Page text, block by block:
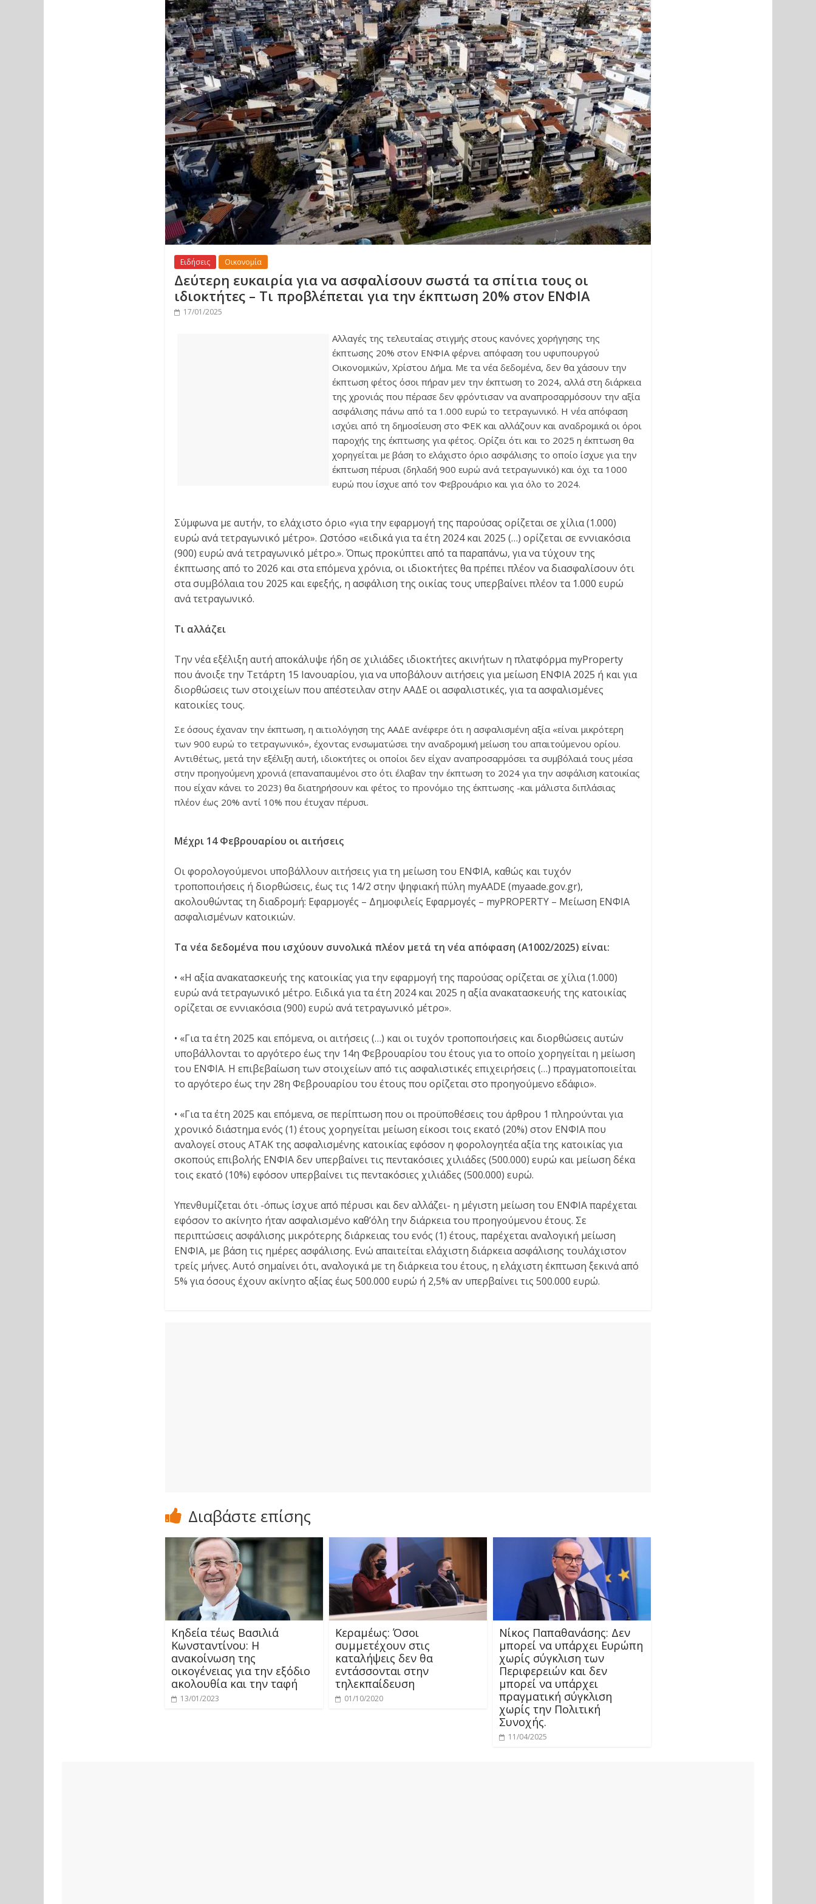
Ειδήσεις Οικονομία
Δεύτερη ευκαιρία για να ασφαλίσουν σωστά τα σπίτια τους οι
ιδιοκτήτες – Τι προβλέπεται για την έκπτωση 20% στον ΕΝΦΙΑ
17/01/2025
Αλλαγές της τελευταίας στιγμής στους κανόνες χορήγησης της
έκπτωσης 20% στον ΕΝΦΙΑ φέρνει απόφαση του υφυπουργού
Οικονομικών, Χρίστου Δήμα. Με τα νέα δεδομένα, δεν θα χάσουν την
έκπτωση φέτος όσοι πήραν μεν την έκπτωση το 2024, αλλά στη διάρκεια
της χρονιάς που πέρασε δεν φρόντισαν να αναπροσαρμόσουν την αξία
ασφάλισης πάνω από τα 1.000 ευρώ το τετραγωνικό. Η νέα απόφαση
ισχύει από τη δημοσίευση στο ΦΕΚ και αλλάζουν και αναδρομικά οι όροι
παροχής της έκπτωσης για φέτος. Ορίζει ότι και το 2025 η έκπτωση θα
χορηγείται με βάση το ελάχιστο όριο ασφάλισης το οποίο ίσχυε για την
έκπτωση πέρυσι (δηλαδή 900 ευρώ ανά τετραγωνικό) και όχι τα 1000
ευρώ που ίσχυε από τον Φεβρουάριο και για όλο το 2024.
Σύμφωνα με αυτήν, το ελάχιστο όριο «για την εφαρμογή της παρούσας ορίζεται σε χίλια (1.000)
ευρώ ανά τετραγωνικό μέτρο». Ωστόσο «ειδικά για τα έτη 2024 και 2025 (…) ορίζεται σε εννιακόσια
(900) ευρώ ανά τετραγωνικό μέτρο.». Όπως προκύπτει από τα παραπάνω, για να τύχουν της
έκπτωσης από το 2026 και στα επόμενα χρόνια, οι ιδιοκτήτες θα πρέπει πλέον να διασφαλίσουν ότι
στα συμβόλαια του 2025 και εφεξής, η ασφάλιση της οικίας τους υπερβαίνει πλέον τα 1.000 ευρώ
ανά τετραγωνικό.
Τι αλλάζει
Την νέα εξέλιξη αυτή αποκάλυψε ήδη σε χιλιάδες ιδιοκτήτες ακινήτων η πλατφόρμα myProperty
που άνοιξε την Τετάρτη 15 Ιανουαρίου, για να υποβάλουν αιτήσεις για μείωση ΕΝΦΙΑ 2025 ή και για
διορθώσεις των στοιχείων που απέστειλαν στην ΑΑΔΕ οι ασφαλιστικές, για τα ασφαλισμένες
κατοικίες τους.
Σε όσους έχαναν την έκπτωση, η αιτιολόγηση της ΑΑΔΕ ανέφερε ότι η ασφαλισμένη αξία «είναι μικρότερη
των 900 ευρώ το τετραγωνικό», έχοντας ενσωματώσει την αναδρομική μείωση του απαιτούμενου ορίου.
Αντιθέτως, μετά την εξέλιξη αυτή, ιδιοκτήτες οι οποίοι δεν είχαν αναπροσαρμόσει τα συμβόλαιά τους μέσα
στην προηγούμενη χρονιά (επαναπαυμένοι στο ότι έλαβαν την έκπτωση το 2024 για την ασφάλιση κατοικίας
που είχαν κάνει το 2023) θα διατηρήσουν και φέτος το προνόμιο της έκπτωσης -και μάλιστα διπλάσιας
πλέον έως 20% αντί 10% που έτυχαν πέρυσι.
Μέχρι 14 Φεβρουαρίου οι αιτήσεις
Οι φορολογούμενοι υποβάλλουν αιτήσεις για τη μείωση του ΕΝΦΙΑ, καθώς και τυχόν
τροποποιήσεις ή διορθώσεις, έως τις 14/2 στην ψηφιακή πύλη myAADE (myaade.gov.gr),
ακολουθώντας τη διαδρομή: Εφαρμογές – Δημοφιλείς Εφαρμογές – myPROPERTY – Μείωση ΕΝΦΙΑ
ασφαλισμένων κατοικιών.
Τα νέα δεδομένα που ισχύουν συνολικά πλέον μετά τη νέα απόφαση (Α1002/2025) είναι:
• «Η αξία ανακατασκευής της κατοικίας για την εφαρμογή της παρούσας ορίζεται σε χίλια (1.000)
ευρώ ανά τετραγωνικό μέτρο. Ειδικά για τα έτη 2024 και 2025 η αξία ανακατασκευής της κατοικίας
ορίζεται σε εννιακόσια (900) ευρώ ανά τετραγωνικό μέτρο».
• «Για τα έτη 2025 και επόμενα, οι αιτήσεις (…) και οι τυχόν τροποποιήσεις και διορθώσεις αυτών
υποβάλλονται το αργότερο έως την 14η Φεβρουαρίου του έτους για το οποίο χορηγείται η μείωση
του ΕΝΦΙΑ. Η επιβεβαίωση των στοιχείων από τις ασφαλιστικές επιχειρήσεις (…) πραγματοποιείται
το αργότερο έως την 28η Φεβρουαρίου του έτους που ορίζεται στο προηγούμενο εδάφιο».
• «Για τα έτη 2025 και επόμενα, σε περίπτωση που οι προϋποθέσεις του άρθρου 1 πληρούνται για
χρονικό διάστημα ενός (1) έτους χορηγείται μείωση είκοσι τοις εκατό (20%) στον ΕΝΦΙΑ που
αναλογεί στους ΑΤΑΚ της ασφαλισμένης κατοικίας εφόσον η φορολογητέα αξία της κατοικίας για
σκοπούς επιβολής ΕΝΦΙΑ δεν υπερβαίνει τις πεντακόσιες χιλιάδες (500.000) ευρώ και μείωση δέκα
τοις εκατό (10%) εφόσον υπερβαίνει τις πεντακόσιες χιλιάδες (500.000) ευρώ.
Υπενθυμίζεται ότι -όπως ίσχυε από πέρυσι και δεν αλλάζει- η μέγιστη μείωση του ΕΝΦΙΑ παρέχεται
εφόσον το ακίνητο ήταν ασφαλισμένο καθ’όλη την διάρκεια του προηγούμενου έτους. Σε
περιπτώσεις ασφάλισης μικρότερης διάρκειας του ενός (1) έτους, παρέχεται αναλογική μείωση
ΕΝΦΙΑ, με βάση τις ημέρες ασφάλισης. Ενώ απαιτείται ελάχιστη διάρκεια ασφάλισης τουλάχιστον
τρείς μήνες. Αυτό σημαίνει ότι, αναλογικά με τη διάρκεια του έτους, η ελάχιστη έκπτωση ξεκινά από
5% για όσους έχουν ακίνητο αξίας έως 500.000 ευρώ ή 2,5% αν υπερβαίνει τις 500.000 ευρώ.
Διαβάστε επίσης
Κηδεία τέως Βασιλιά
Κωνσταντίνου: Η
ανακοίνωση της
οικογένειας για την εξόδιο
ακολουθία και την ταφή
13/01/2023
Κεραμέως: Όσοι
συμμετέχουν στις
καταλήψεις δεν θα
εντάσσονται στην
τηλεκπαίδευση
01/10/2020
Νίκος Παπαθανάσης: Δεν
μπορεί να υπάρχει Ευρώπη
χωρίς σύγκλιση των
Περιφερειών και δεν
μπορεί να υπάρχει
πραγματική σύγκλιση
χωρίς την Πολιτική
Συνοχής.
11/04/2025